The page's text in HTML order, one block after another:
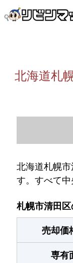
北海道札
北海道札幌
す。すべて中
札幌市清田
売却価
専有